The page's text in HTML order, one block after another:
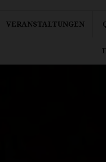
VERANSTALTUNGEN